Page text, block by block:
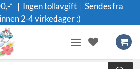
* ｜Ingen tollavgift｜Sendes fra
2-4 virkedager :)